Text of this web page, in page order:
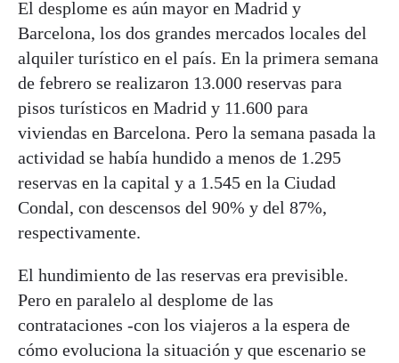
El desplome es aún mayor en Madrid y
Barcelona, los dos grandes mercados locales del
alquiler turístico en el país. En la primera semana
de febrero se realizaron 13.000 reservas para
pisos turísticos en Madrid y 11.600 para
viviendas en Barcelona. Pero la semana pasada la
actividad se había hundido a menos de 1.295
reservas en la capital y a 1.545 en la Ciudad
Condal, con descensos del 90% y del 87%,
respectivamente.
El hundimiento de las reservas era previsible.
Pero en paralelo al desplome de las
contrataciones -con los viajeros a la espera de
cómo evoluciona la situación y que escenario se